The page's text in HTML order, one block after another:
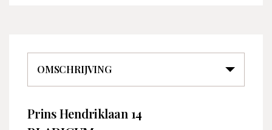
OMSCHRIJVING
Prins Hendriklaan 14